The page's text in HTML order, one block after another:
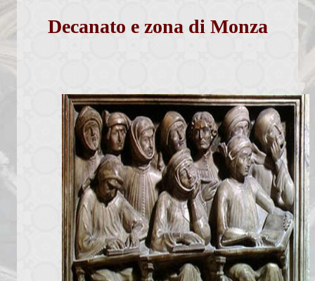
Associazioni
Assemblea Sinodale Decanale
Chiesa dalle Genti
Documenti
Formazione
Pastorale sociale
Decanato e zona di Monza